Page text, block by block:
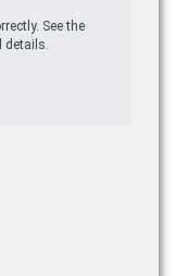
See the
details.